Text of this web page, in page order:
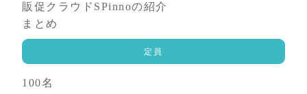
販促クラウドSPinnoの紹介
まとめ
定員
100名